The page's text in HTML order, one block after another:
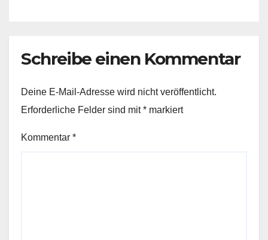
Schreibe einen Kommentar
Deine E-Mail-Adresse wird nicht veröffentlicht.
Erforderliche Felder sind mit* markiert
Kommentar *